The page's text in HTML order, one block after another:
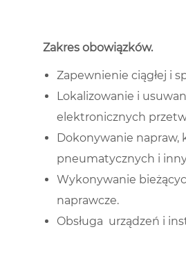
Zakres obowiązków.
Zapewnienie ciągłej i
Lokalizowanie i
elektronicznych
Dokonywanie napraw,
pneumatycznych i
Wykonywanie
naprawcze.
Obsługa urządzeń i